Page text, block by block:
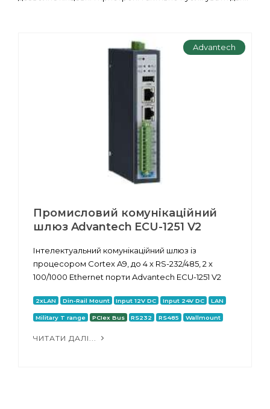
Advantech
Промисловий комунікаційний
шлюз Advantech ECU-1251 V2
Інтелектуальний комунікаційний шлюз із
процесором Cortex A9, до 4 х RS-232/485, 2 х
100/1000 Ethernet порти Advantech ECU-1251 V2
2xLAN Din-Rail Mount Input 12V DC Input 24V DC LAN
Military T range PCIex Bus RS232 RS485 Wallmount
ЧИТАТИ ДАЛІ...